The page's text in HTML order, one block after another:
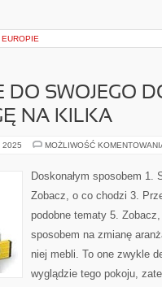
DO SWOJEGO
NA KILKA
2025 MOŻLIWOŚĆ
Doskonałym sposobem 1.
Zobacz, o co chodzi 3.
podobne tematy 5.
sposobem na zmianę
niej mebli. To one zwykle
wyglądzie tego pokoju,